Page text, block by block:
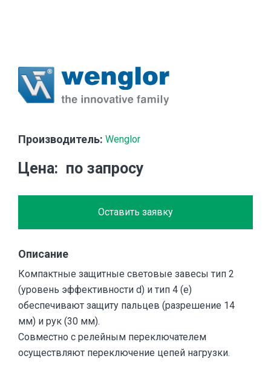
Производитель: Wenglor
Цена по запросу
Оставить заявку
Описание
Компактные защитные световые завесы тип 2
(уровень эффективности d) и тип 4 (е)
обеспечивают защиту пальцев (разрешение 14
мм) и рук (30 мм).
Совместно с релейным переключателем
осуществляют переключение цепей нагрузки.